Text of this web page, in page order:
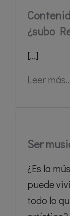
¿subo
[...]
Leer
Ser
¿Es la
puede
todo lo